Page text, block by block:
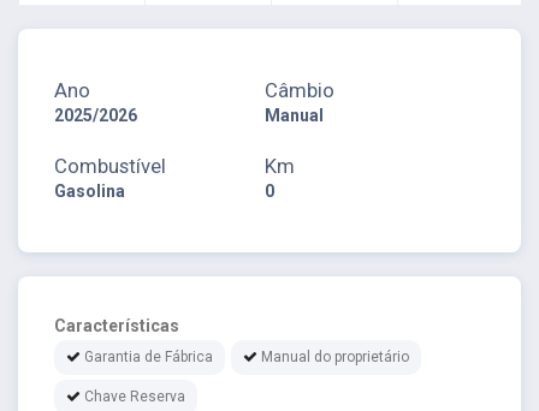
Ano
2025/2026
Câmbio
Manual
Combustível
Gasolina
Km
0
Características
Garantia de Fábrica Manual do proprietário
Chave Reserva